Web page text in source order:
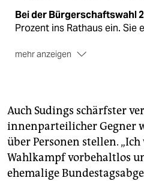
Bei der Bürgerschaftswahl
Prozent ins Rathaus ein. Sie
mehr anzeigen
Bei der Europawahl im Mai
Hamburg lediglich 3,7
sie nur in fünf der sieben
Hürde und zog in die
ein.
Auch Sudings schärfster
innenparteilicher Gegner
über Personen stellen.
Wahlkampf vorbehaltlos
ehemalige